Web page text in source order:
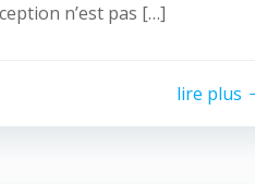
n’est pas […]
lire plus